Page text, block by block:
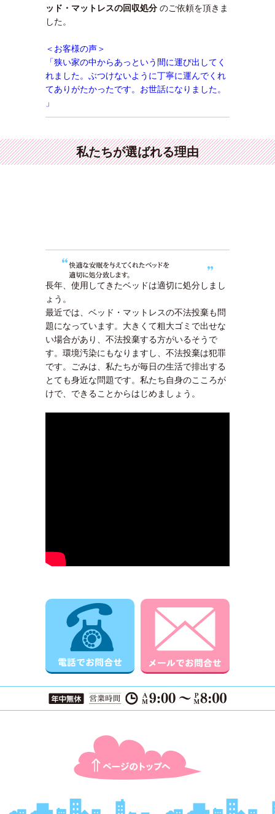
ッド・マットレスの回収処分 のご依頼を頂きま
した。
＜お客様の声＞
「狭い家の中からあっという間に運び出してく
れました。ぶつけないように丁寧に運んでくれ
てありがたかったです。お世話になりました。
」
私たちが選ばれる理由
長年、使用してきたベッドは適切に処分しまし
ょう。
最近では、ベッド・マットレスの不法投棄も問
題になっています。大きくて粗大ゴミで出せな
い場合があり、不法投棄する方がいるそうで
す。環境汚染にもなりますし、不法投棄は犯罪
です。ごみは、私たちが毎日の生活で排出する
とても身近な問題です。私たち自身のこころが
けで、できることからはじめましょう。
電話でお問合せ